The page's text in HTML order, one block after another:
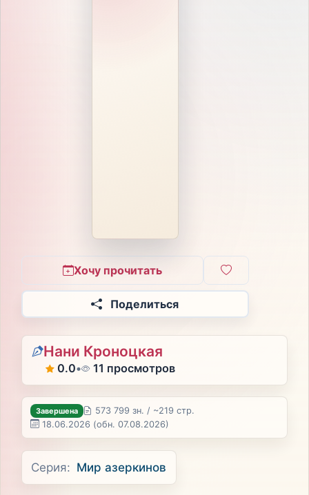
Хочу прочитать
Поделиться
Нани Кроноцкая
0.0• 11 просмотров
Завершена
573 799 зн. / ~219 стр.
18.06.2026 (обн. 07.08.2026)
Серия: Мир азеркинов